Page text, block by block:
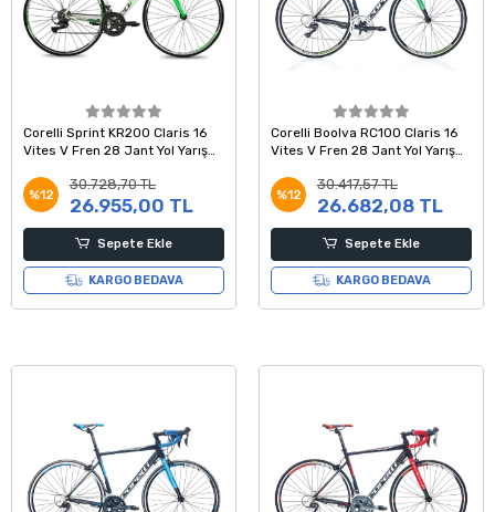
Corelli Sprint KR200 Claris 16
Vites V Fren 28 Jant Yol Yarış
%12
30.728,70 TL
26.955,00 TL
Sepete Ekle
KARGO BEDAVA
Corelli Boolva RC100 Claris 16
Vites V Fren 28 Jant Yol Yarış
Kadro
%12
30.417,57 TL
26.682,08 TL
Sepete Ekle
KARGO BEDAVA